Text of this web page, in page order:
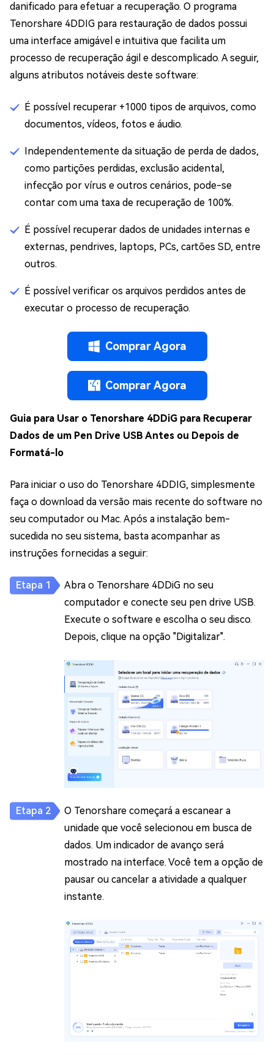
danificado para efetuar a recuperação. O programa
Tenorshare 4DDIG para restauração de dados possui
uma interface amigável e intuitiva que facilita um
processo de recuperação ágil e descomplicado. A seguir,
alguns atributos notáveis deste software:
É possível recuperar +1000 tipos de arquivos, como
documentos, vídeos, fotos e áudio.
Independentemente da situação de perda de dados,
como partições perdidas, exclusão acidental,
infecção por vírus e outros cenários, pode-se
contar com uma taxa de recuperação de 100%.
É possível recuperar dados de unidades internas e
externas, pendrives, laptops, PCs, cartões SD, entre
outros.
É possível verificar os arquivos perdidos antes de
executar o processo de recuperação.
Comprar Agora
Comprar Agora
Guia para Usar o Tenorshare 4DDiG para Recuperar
Dados de um Pen Drive USB Antes ou Depois de
Formatá-lo
Para iniciar o uso do Tenorshare 4DDIG, simplesmente
faça o download da versão mais recente do software no
seu computador ou Mac. Após a instalação bem-
sucedida no seu sistema, basta acompanhar as
instruções fornecidas a seguir:
Abra o Tenorshare 4DDiG no seu
computador e conecte seu pen drive USB.
Execute o software e escolha o seu disco.
Depois, clique na opção "Digitalizar".
O Tenorshare começará a escanear a
unidade que você selecionou em busca de
dados. Um indicador de avanço será
mostrado na interface. Você tem a opção de
pausar ou cancelar a atividade a qualquer
instante.